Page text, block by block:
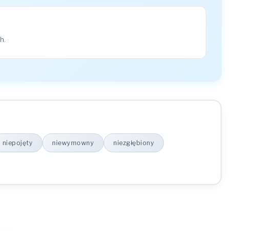
niepojęty niewymowny niezgłębiony